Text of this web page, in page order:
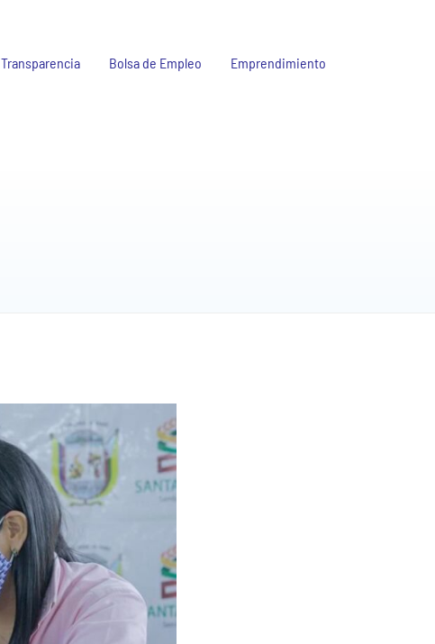
Transparencia Bolsa de Empleo Emprendimiento